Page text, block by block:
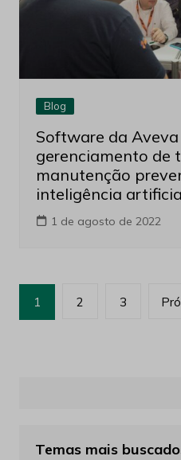
Blog
Software da
gerenciamento de
manutenção
inteligência
1 de agosto de 2022
Paginação
de
1 2 3
Temas mais